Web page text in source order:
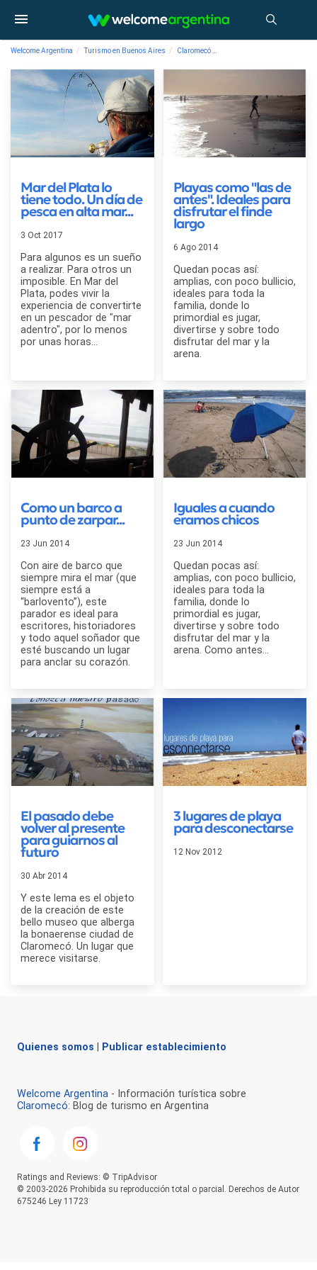
Welcome Argentina Turismo en Buenos Aires Claromecó
Mar del Plata lo
tiene todo. Un día de
pesca en alta mar...
3 Oct 2017
Para algunos es un sueño
a realizar. Para otros un
imposible. En Mar del
Plata, podes vivir la
experiencia de convertirte
en un pescador de "mar
adentro", por lo menos
por unas horas...
Playas como "las de
antes". Ideales para
disfrutar el finde
largo
6 Ago 2014
Quedan pocas así:
amplias, con poco bullicio,
ideales para toda la
familia, donde lo
primordial es jugar,
divertirse y sobre todo
disfrutar del mar y la
arena.
Como un barco a
punto de zarpar...
23 Jun 2014
Con aire de barco que
siempre mira el mar (que
siempre está a
“barlovento”), este
parador es ideal para
escritores, historiadores
y todo aquel soñador que
esté buscando un lugar
para anclar su corazón.
Iguales a cuando
eramos chicos
23 Jun 2014
Quedan pocas así:
amplias, con poco bullicio,
ideales para toda la
familia, donde lo
primordial es jugar,
divertirse y sobre todo
disfrutar del mar y la
arena. Como antes…
El pasado debe
volver al presente
para guiarnos al
futuro
30 Abr 2014
Y este lema es el objeto
de la creación de este
bello museo que alberga
la bonaerense ciudad de
Claromecó. Un lugar que
merece visitarse.
3 lugares de playa
para desconectarse
12 Nov 2012
Quienes somos Publicar establecimiento
Welcome Argentina - Información turística sobre
Claromecó: Blog de turismo en Argentina
Ratings and Reviews: © TripAdvisor
© 2003-2026 Prohibida su reproducción total o parcial. Derechos de Autor
675246 Ley 11723